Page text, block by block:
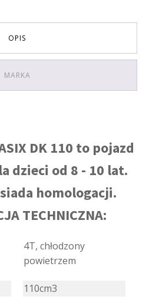
OPIS
MARKA
DK 110 to pojazd
dzieci od 8 - 10 lat.
homologacji.
TECHNICZNA:
4T, chłodzony
powietrzem
110cm3